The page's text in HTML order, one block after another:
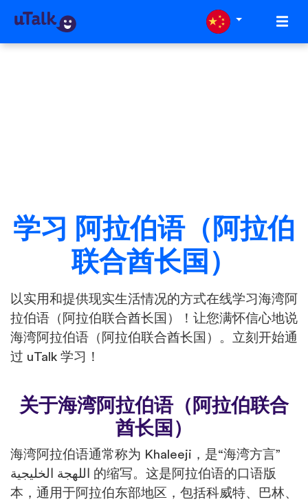
学习 阿拉伯语（阿拉伯
联合酋长国）
以实用和提供现实生活情况的方式在线学习海湾阿
拉伯语（阿拉伯联合酋长国）！让您满怀信心地说
海湾阿拉伯语（阿拉伯联合酋长国）。立刻开始通
过 uTalk 学习！
关于海湾阿拉伯语（阿拉伯联合
酋长国）
海湾阿拉伯语通常称为 Khaleeji，是“海湾方言”
اللهجة الخليجية 的缩写。这是阿拉伯语的口语版
本，通用于阿拉伯东部地区，包括科威特、巴林、